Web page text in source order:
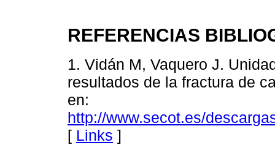
REFERENCIAS
1. Vidán M, Vaquero J.
resultados de la fractura de
en:
http://www.secot.es/
[ Links ]